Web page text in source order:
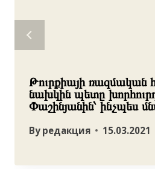
Թուրքիայի ռազմական
նախկին պետը
Փաշինյանին՝ ինչպես
By редакция 15.03.2021